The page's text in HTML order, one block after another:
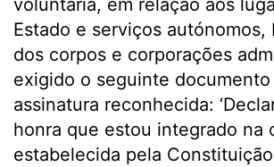
voluntária, em relação aos
Estado e serviços autónomos,
dos corpos e corporações
exigido o seguinte documento
assinatura reconhecida:
honra que estou integrado na
estabelecida pela